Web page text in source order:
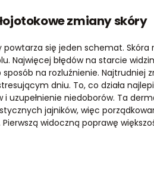
zmiany skóry
się jeden schemat. Skóra
Najwięcej błędów na starcie
na rozluźnienie. Najtrudniej
dniu. To, co działa
i uzupełnienie niedoborów. Ta
jajników, więc
Pierwszą widoczną poprawę